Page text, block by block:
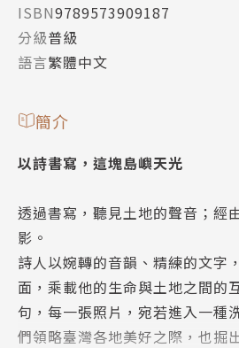
ISBN9789573909187
分級普級
語言繁體中文
簡介
以詩書寫，這塊島嶼天光
透過書寫，聽見土地的聲音；經
影。
詩人以婉轉的音韻、精練的文字
面，乘載他的生命與土地之間的
句，每一張照片，宛若進入一種
們領略臺灣各地美好之際，也掘